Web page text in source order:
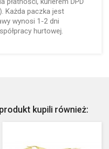
Każda paczka jest
wynosi 1-2 dni
hurtowej.
kupili również: